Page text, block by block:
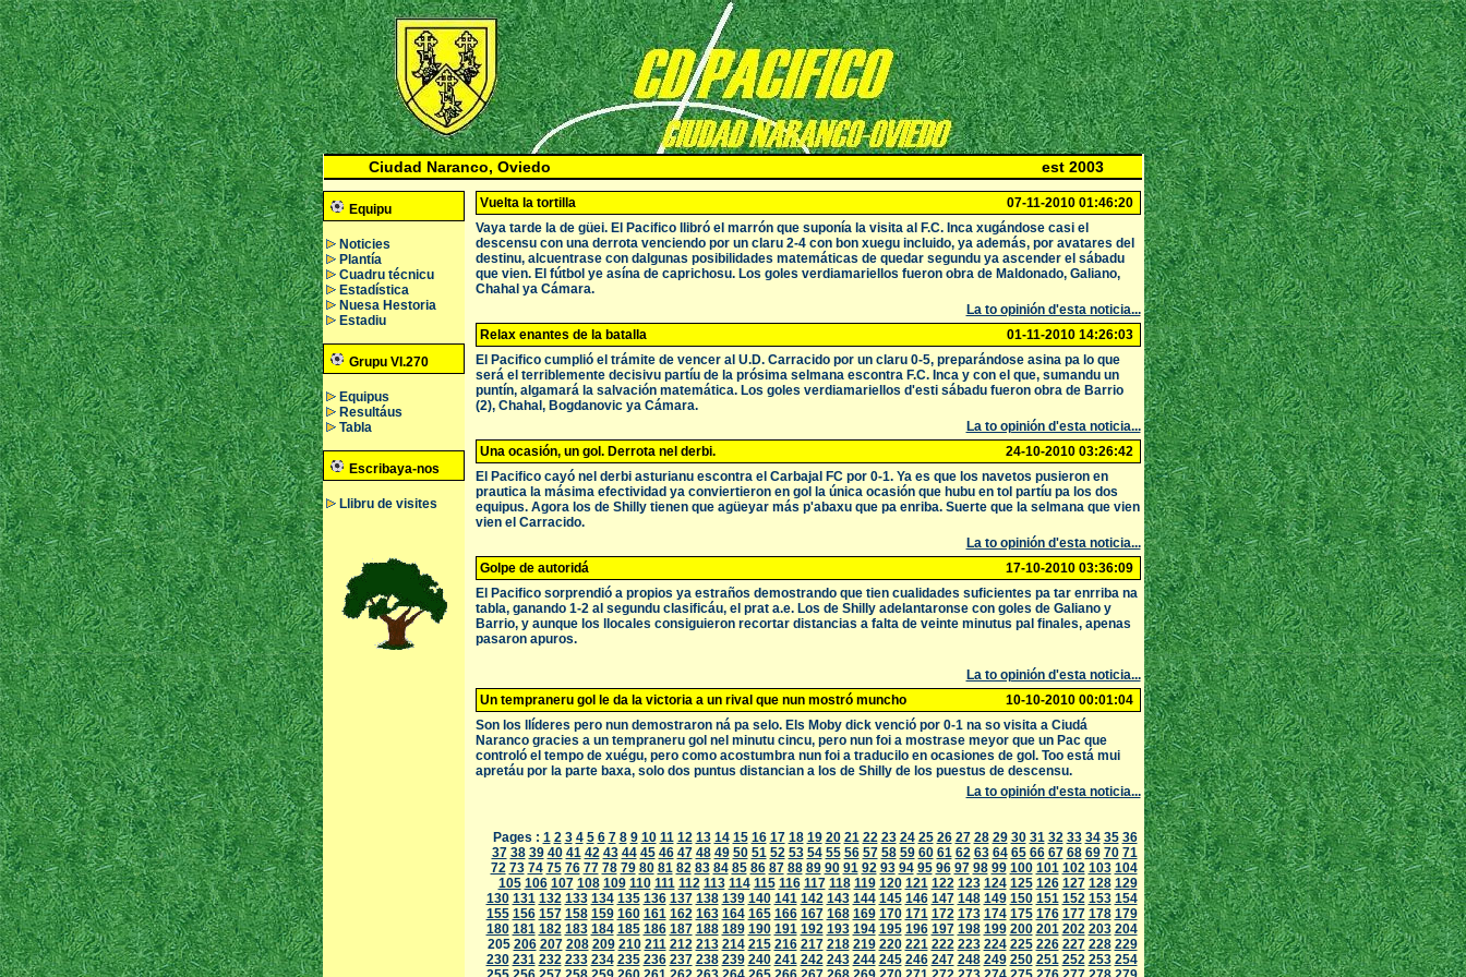
Ciudad Naranco, Oviedo est 2003
Equipu
Noticies
Plantía
Cuadru técnicu
Estadística
Nuesa Hestoria
Estadiu
Grupu VI.270
Equipus
Resultáus
Tabla
Escribaya-nos
Llibru de visites
Vuelta la tortilla
07-11-2010 01:46:20
Vaya tarde la de güei. El Pacifico llibró el marrón que suponía la visita al F.C. Inca xugándose casi el
descensu con una derrota venciendo por un claru 2-4 con bon xuegu incluido, ya además, por avatares del
destinu, alcuentrase con dalgunas posibilidades matemáticas de quedar segundu ya ascender el sábadu
que vien. El fútbol ye asína de caprichosu. Los goles verdiamariellos fueron obra de Maldonado, Galiano,
Chahal ya Cámara.
La to opinión d'esta noticia...
Relax enantes de la batalla
01-11-2010 14:26:03
El Pacifico cumplió el trámite de vencer al U.D. Carracido por un claru 0-5, preparándose asina pa lo que
será el terriblemente decisivu partíu de la prósima selmana escontra F.C. Inca y con el que, sumandu un
puntín, algamará la salvación matemática. Los goles verdiamariellos d'esti sábadu fueron obra de Barrio
(2), Chahal, Bogdanovic ya Cámara.
La to opinión d'esta noticia...
Una ocasión, un gol. Derrota nel derbi.
24-10-2010 03:26:42
El Pacifico cayó nel derbi asturianu escontra el Carbajal FC por 0-1. Ya es que los navetos pusieron en
prautica la másima efectividad ya conviertieron en gol la única ocasión que hubu en tol partíu pa los dos
equipus. Agora los de Shilly tienen que agüeyar más p'abaxu que pa enriba. Suerte que la selmana que vien
vien el Carracido.
La to opinión d'esta noticia...
Golpe de autoridá
17-10-2010 03:36:09
El Pacifico sorprendió a propios ya estraños demostrando que tien cualidades suficientes pa tar enrriba na
tabla, ganando 1-2 al segundu clasificáu, el prat a.e. Los de Shilly adelantaronse con goles de Galiano y
Barrio, y aunque los llocales consiguieron recortar distancias a falta de veinte minutus pal finales, apenas
pasaron apuros.
La to opinión d'esta noticia...
Un tempraneru gol le da la victoria a un rival que nun mostró muncho
10-10-2010 00:01:04
Son los llíderes pero nun demostraron ná pa selo. Els Moby dick venció por 0-1 na so visita a Ciudá
Naranco gracies a un tempraneru gol nel minutu cincu, pero nun foi a mostrase meyor que un Pac que
controló el tempo de xuégu, pero como acostumbra nun foi a traducilo en ocasiones de gol. Too está mui
apretáu por la parte baxa, solo dos puntus distancian a los de Shilly de los puestus de descensu.
La to opinión d'esta noticia...
Pages : 1 2 3 4 5 6 7 8 9 10 11 12 13 14 15 16 17 18 19 20 21 22 23 24 25 26 27 28 29 30 31 32 33 34 35 36
37 38 39 40 41 42 43 44 45 46 47 48 49 50 51 52 53 54 55 56 57 58 59 60 61 62 63 64 65 66 67 68 69 70 71
72 73 74 75 76 77 78 79 80 81 82 83 84 85 86 87 88 89 90 91 92 93 94 95 96 97 98 99 100 101 102 103 104
105 106 107 108 109 110 111 112 113 114 115 116 117 118 119 120 121 122 123 124 125 126 127 128 129
130 131 132 133 134 135 136 137 138 139 140 141 142 143 144 145 146 147 148 149 150 151 152 153 154
155 156 157 158 159 160 161 162 163 164 165 166 167 168 169 170 171 172 173 174 175 176 177 178 179
180 181 182 183 184 185 186 187 188 189 190 191 192 193 194 195 196 197 198 199 200 201 202 203 204
205 206 207 208 209 210 211 212 213 214 215 216 217 218 219 220 221 222 223 224 225 226 227 228 229
230 231 232 233 234 235 236 237 238 239 240 241 242 243 244 245 246 247 248 249 250 251 252 253 254